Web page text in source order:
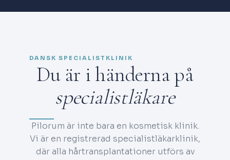
DANSK SPECIALISTKLINIK
Du är i händerna på
specialistläkare
Pilorum är inte bara en kosmetisk klinik.
Vi är en registrerad specialistläkarklinik,
där alla hårtransplantationer utförs av